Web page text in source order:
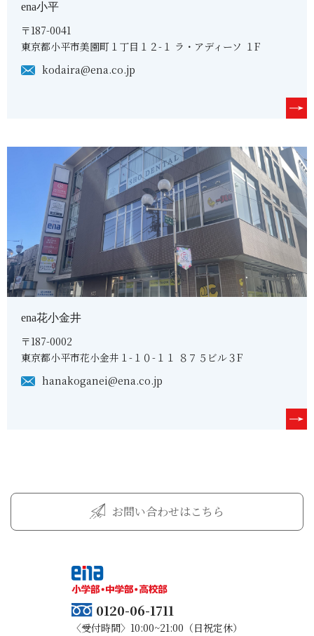
ena小平
〒187-0041
東京都小平市美園町１丁目１２-１ ラ・アディーソ １F
kodaira@ena.co.jp
ena花小金井
〒187-0002
東京都小平市花小金井１-１０-１１ ８７５ビル３F
hanakoganei@ena.co.jp
お問い合わせはこちら
0120-06-1711
〈受付時間〉10:00~21:00（日祝定休）